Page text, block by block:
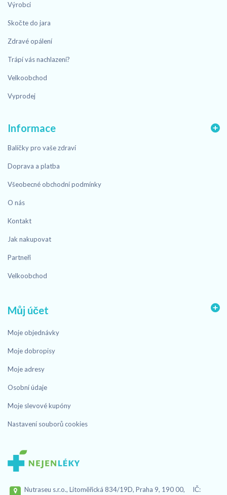
Výrobci
Skočte do jara
Zdravé opálení
Trápí vás nachlazení?
Velkoobchod
Vyprodej
Informace
Balíčky pro vaše zdraví
Doprava a platba
Všeobecné obchodní podmínky
O nás
Kontakt
Jak nakupovat
Partneři
Velkoobchod
Můj účet
Moje objednávky
Moje dobropisy
Moje adresy
Osobní údaje
Moje slevové kupóny
Nastavení souborů cookies
Nutraseu s.r.o., Litoměřická 834/19D, Praha 9, 190 00, IČ: